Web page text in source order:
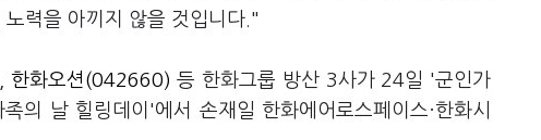
력을 아끼지 않을 것입니다."
한화오션(042660) 등 한화그룹 방산 3사가 24일 '군인가
날 힐링데이'에서 손재일 한화에어로스페이스·한화시